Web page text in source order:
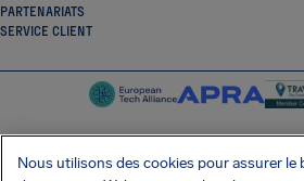
PARTENARIATS
SERVICE CLIENT
Nous utilisons des cookies pour assurer